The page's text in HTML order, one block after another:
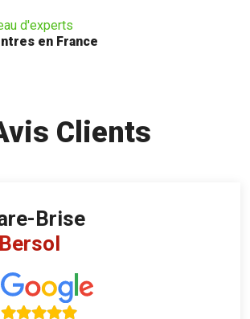
d'experts
en France
Clients
Brise